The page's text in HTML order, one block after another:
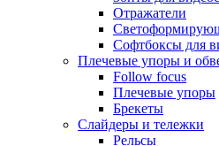
Отражатели
Софтбоксы для
Плечевые упоры и
Follow focus
Плечевые упоры
Брекеты
Слайдеры и тележки
Рельсы